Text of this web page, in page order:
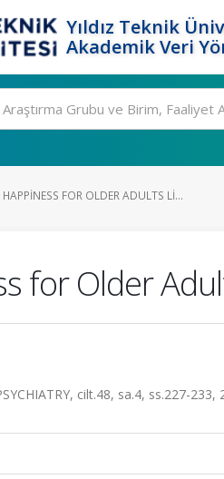
Yıldız Teknik
Akademik Veri
FOR OLDER ADULTS LI...
for Older
cilt.48, sa.4, ss.227-233,